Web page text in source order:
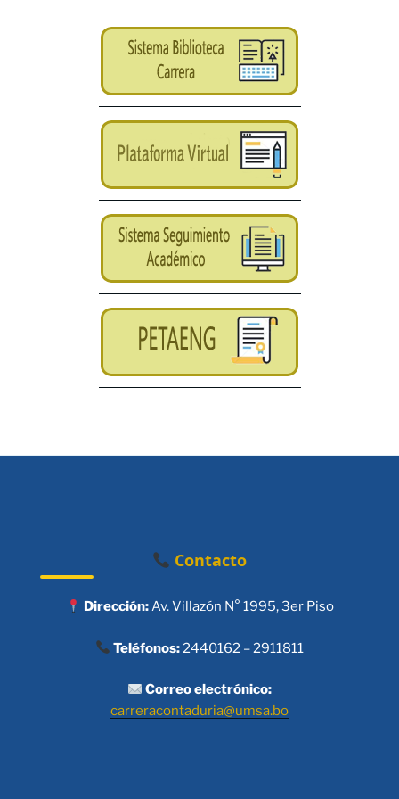
Contacto
Dirección:Av. Villazón N° 1995, 3er Piso
Teléfonos:2440162 – 2911811
Correo electrónico:
carreracontaduria@umsa.bo